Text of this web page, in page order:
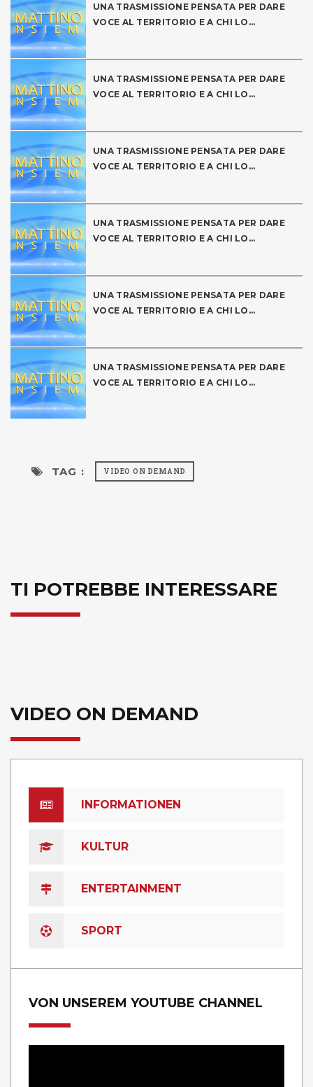
UNA TRASMISSIONE PENSATA PER DARE
VOCE AL TERRITORIO E A CHI LO...
UNA TRASMISSIONE PENSATA PER DARE
VOCE AL TERRITORIO E A CHI LO...
UNA TRASMISSIONE PENSATA PER DARE
VOCE AL TERRITORIO E A CHI LO...
UNA TRASMISSIONE PENSATA PER DARE
VOCE AL TERRITORIO E A CHI LO...
UNA TRASMISSIONE PENSATA PER DARE
VOCE AL TERRITORIO E A CHI LO...
UNA TRASMISSIONE PENSATA PER DARE
VOCE AL TERRITORIO E A CHI LO...
TAG : VIDEO ON DEMAND
TI POTREBBE INTERESSARE
VIDEO ON DEMAND
INFORMATIONEN
KULTUR
ENTERTAINMENT
SPORT
VON UNSEREM YOUTUBE CHANNEL